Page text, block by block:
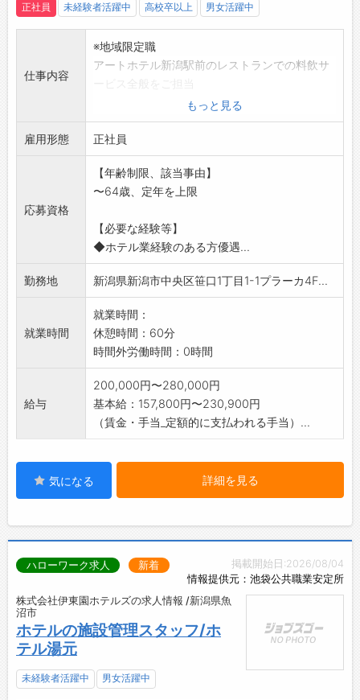
正社員 未経験者活躍中 高校卒以上 男女活躍中
仕事内容
※地域限定職
アートホテル新潟駅前のレストランでの料飲サ
いただきます。お仕事内容は、お客様のアテン
ドとオーダー、片付
け、レジ対応、テーブルセッティング、在庫管
理、発注など。お客
様が気持ちよくお食事の時間を過ごせるよう、
ホスピタリティ溢れ
【変更
の範囲:変更なし】
もっと見る
雇用形態 正社員
応募資格
【年齢制限、該当事由】
〜64歳、定年を上限
【必要な経験等】
◆ホテル業経験のある方優遇...
勤務地 新潟県新潟市中央区笹口1丁目1-1プラーカ4F...
就業時間
就業時間：
休憩時間：60分
時間外労働時間：0時間
給与
200,000円〜280,000円
基本給：157,800円〜230,900円
（賃金・手当_定額的に支払われる手当）...
気になる 詳細を見る
掲載開始日:2026/08/04
情報提供元：池袋公共職業安定所
ハローワーク求人 新着
株式会社伊東園ホテルズの求人情報 /新潟県魚
沼市
ホテルの施設管理スタッフ/ホ
テル湯元
未経験者活躍中 男女活躍中